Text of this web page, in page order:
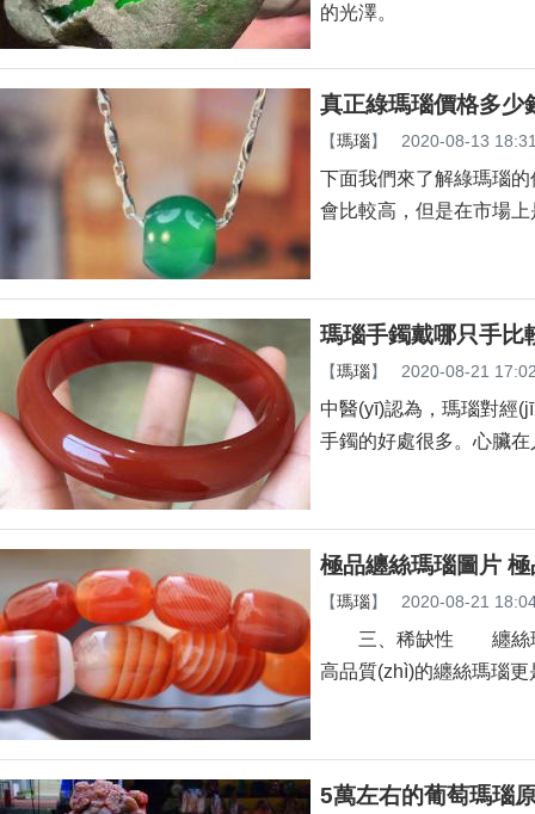
的光澤。
真正綠瑪瑙價格多少
【瑪瑙】 2020-08-13
下面我們來了解綠瑪瑙
會比較高，但是在市場上是
瑪瑙手鐲戴哪只手比
【瑪瑙】 2020-08-21
中醫(yī)認為，瑪瑙對經
手鐲的好處很多。心臟在人
極品纏絲瑪瑙圖片
【瑪瑙】 2020-08-21
三、稀缺性 纏絲
高品質(zhì)的纏絲瑪瑙更是
5萬左右的葡萄瑪瑙